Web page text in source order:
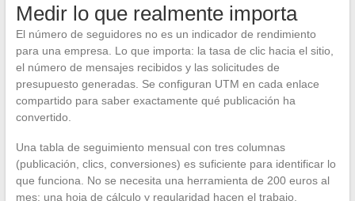
Medir lo que realmente importa
El número de seguidores no es un indicador de rendimiento
para una empresa. Lo que importa: la tasa de clic hacia el sitio,
el número de mensajes recibidos y las solicitudes de
presupuesto generadas. Se configuran UTM en cada enlace
compartido para saber exactamente qué publicación ha
convertido.
Una tabla de seguimiento mensual con tres columnas
(publicación, clics, conversiones) es suficiente para identificar lo
que funciona. No se necesita una herramienta de 200 euros al
mes: una hoja de cálculo y regularidad hacen el trabajo.